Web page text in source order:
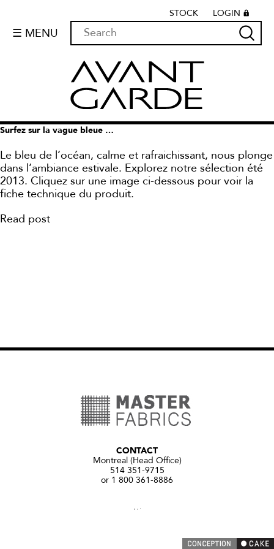
STOCK LOGIN
☰ MENU
Surfez sur la vague bleue …
Le bleu de l’océan, calme et rafraichissant, nous plonge
dans l’ambiance estivale. Explorez notre sélection été
2013. Cliquez sur une image ci-dessous pour voir la
fiche technique du produit.
Read post
CONTACT
Montreal (Head Office)
514 351-9715
or 1 800 361-8886